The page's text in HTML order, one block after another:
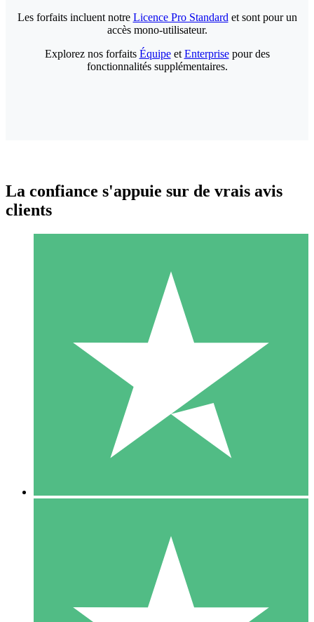
Packs de Crédits Individuels
Payez à l'utilisation avec des crédits de téléchargement. Sans
1 Téléchargement
10 00
10 Téléchargements
20 00
Les forfaits incluent notre Licence Pro Standard et sont pour un
accès mono-utilisateur.
Explorez nos forfaits Équipeet Enterprisepour des
fonctionnalités supplémentaires.
La confiance s'appuie sur de vrais avis
clients